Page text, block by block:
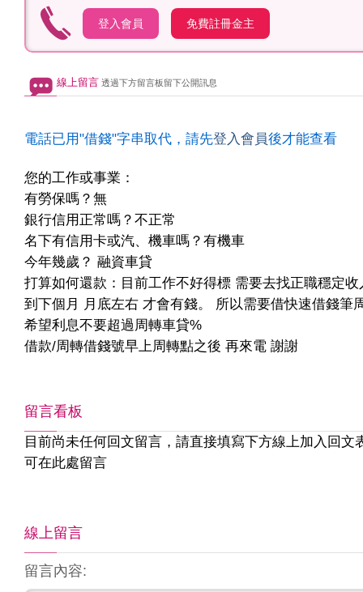
登入會員 免費註冊金主
線上留言 透過下方留言板留下公開訊息
電話已用"借錢"字串取代，請先登入會員後才能查看
您的工作或事業：
有勞保嗎？無
銀行信用正常嗎？不正常
名下有信用卡或汽、機車嗎？有機車
今年幾歲？ 融資車貸
打算如何還款：目前工作不好得標 需要去找正職穩定收
到下個月 月底左右 才會有錢。 所以需要借快速借錢筆
希望利息不要超過周轉車貸%
借款/周轉借錢號早上周轉點之後 再來電 謝謝
留言看板
目前尚未任何回文留言，請直接填寫下方線上加入回文
可在此處留言
線上留言
留言內容: